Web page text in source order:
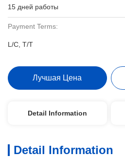
15 дней работы
Payment Terms:
L/C, T/T
Лучшая Цена
Detail Information
Detail Information